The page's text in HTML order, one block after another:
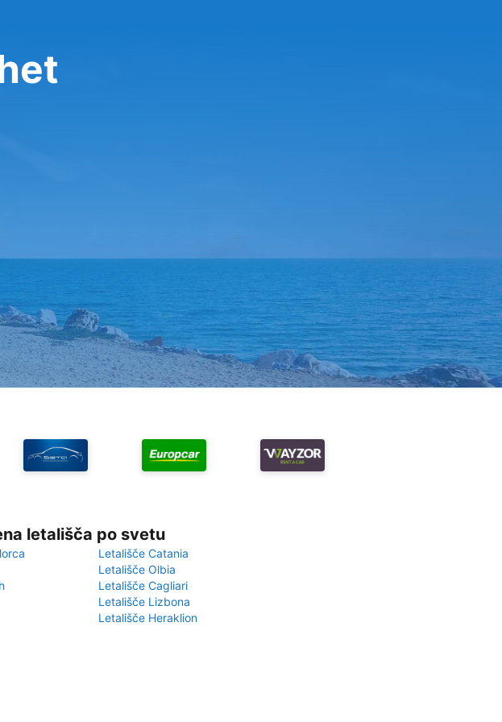
letališča po svetu
Letališče Catania
Letališče Olbia
Letališče Cagliari
Letališče Lizbona
Letališče Heraklion